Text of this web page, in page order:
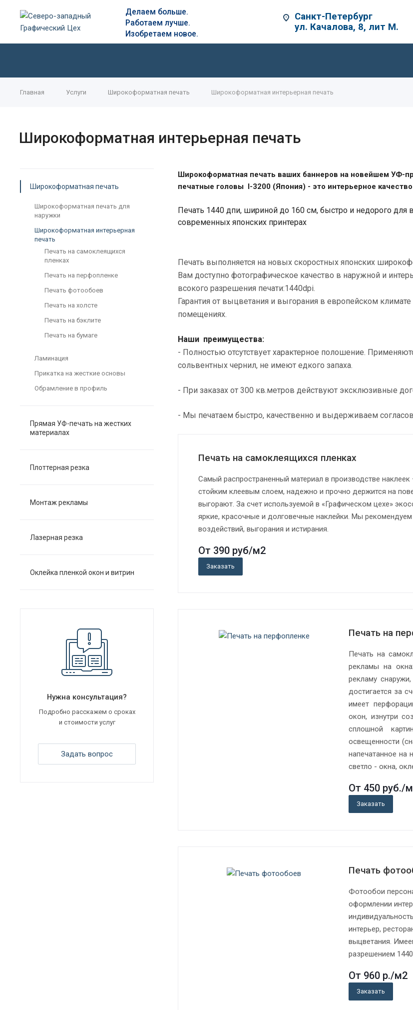
Делаем больше.
Работаем лучше.
Изобретаем новое.
Санкт-Петербург
ул. Качалова, 8, лит М.
Главная Услуги Широкоформатная печать Широкоформатная интерьерная печать
Широкоформатная интерьерная печать
Широкоформатная печать ваших баннеров на новейшем УФ-
печатные головы I-3200 (Япония) - это интерьерное
Печать 1440 дпи, шириной до 160 см, быстро и недорого
современных японских принтерах
Печать выполняется на новых скоростных японских
Вам доступно фотографическое качество в наружной и
всокого разрешения печати:1440dpi.
Гарантия от выцветания и выгорания в европейском
помещениях.
Наши преимущества:
- Полностью отсутствует характерное полошение.
сольвентных чернил, не имеют едкого запаха.
- При заказах от 300 кв.метров действуют эксклюзивные
- Мы печатаем быстро, качественно и выдерживаем
Печать на самоклеящихся пленках
Самый распространенный материал в производстве
стойким клеевым слоем, надежно и прочно держится на
выгорают. За счет используемой в «Графическом цехе»
яркие, красочные и долговечные наклейки. Мы
воздействий, выгорания и истирания.
От 390 руб/м2
Заказать
Печать на
Печать на
рекламы на
рекламу
достигается за
имеет
окон, изнутри
сплошной
освещенности
напечатанное на
светло - окна,
От 450 руб./
Заказать
Печать
Фотообои
оформлении
интерьер,
выцветания.
разрешением
От 960 р./м2
Заказать
Широкоформатная печать
Широкоформатная печать для
наружки
Широкоформатная интерьерная
печать
Печать на самоклеящихся
пленках
Печать на перфопленке
Печать фотообоев
Печать на холсте
Печать на бэклите
Печать на бумаге
Ламинация
Прикатка на жесткие основы
Обрамление в профиль
Прямая УФ-печать на жестких
материалах
Плоттерная резка
Монтаж рекламы
Лазерная резка
Оклейка пленкой окон и витрин
Нужна консультация?
Подробно расскажем о сроках
и стоимости услуг
Задать вопрос